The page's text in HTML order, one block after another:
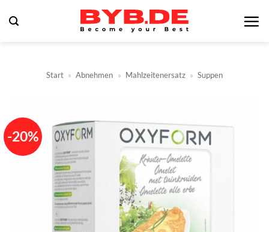
Inhalt
Start » Abnehmen » Mahlzeitenersatz » Suppen
-20%